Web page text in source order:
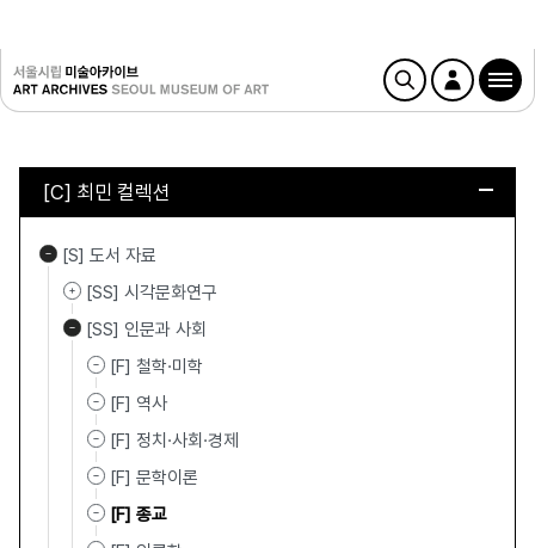
[C] 최민 컬렉션
[S] 도서 자료
[SS] 시각문화연구
[SS] 인문과 사회
[F] 철학·미학
[F] 역사
[F] 정치·사회·경제
[F] 문학이론
[F] 종교